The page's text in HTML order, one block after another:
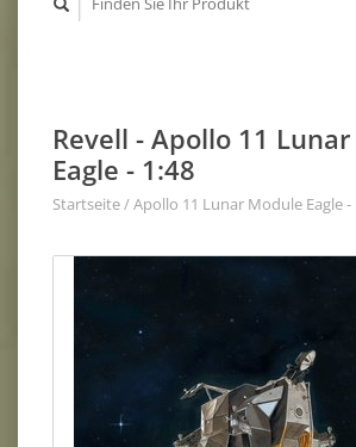
Revell - Apollo 11
Eagle - 1:48
Startseite/Apollo 11 Lunar Module Eagle -